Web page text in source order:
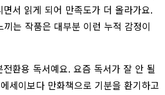
서 읽게 되어 만족도가 더 올라가요.
는 작품은 대부분 이런 누적 감정이
환용 독서예요. 요즘 독서가 잘 안 될
세이보다 만화책으로 기분을 환기하고